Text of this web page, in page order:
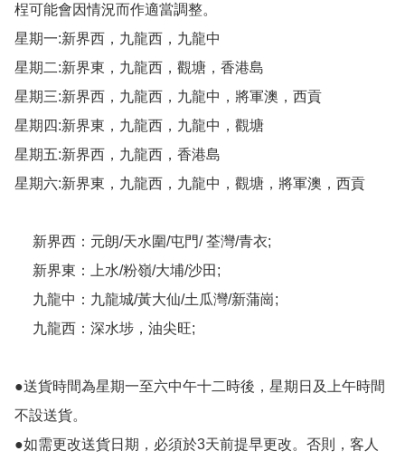
桯可能會因情況而作適當調整。
星期一:新界西，九龍西，九龍中
星期二:新界東，九龍西，觀塘，香港島
星期三:新界西，九龍西，九龍中，將軍澳，西貢
星期四:新界東，九龍西，九龍中，觀塘
星期五:新界西，九龍西，香港島
星期六:新界東，九龍西，九龍中，觀塘，將軍澳，西貢
●送貨時間為星期一至六中午十二時後，星期日及上午時間
不設送貨。
●如需更改送貨日期，必須於3天前提早更改。否則，客人